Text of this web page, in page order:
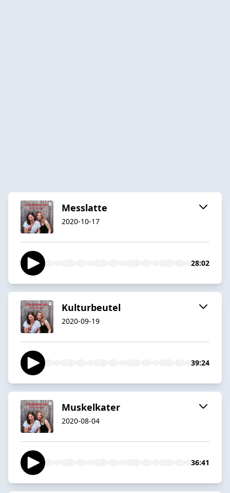
Messlatte
2020-10-17
28:02
Kulturbeutel
2020-09-19
39:24
Muskelkater
2020-08-04
36:41